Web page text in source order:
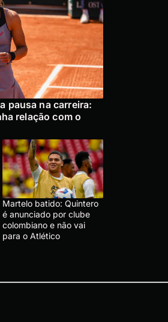
pausa na carreira:
relação com o
Martelo batido: Quintero
é anunciado por clube
colombiano e não vai
para o Atlético